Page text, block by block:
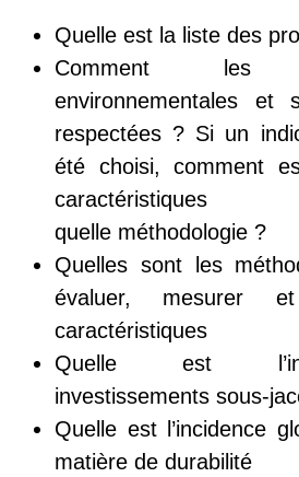
Quelle est la liste des
Comment les
environnementales et
respectées ? Si un
été choisi, comment
quelle méthodologie ?
Quelles sont les
évaluer, mesurer
caractéristiques
Quelle est
investissements sous-
Quelle est l’incidence
matière de durabilité